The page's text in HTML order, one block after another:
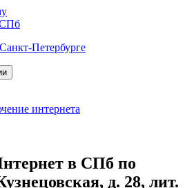
СПб
Петербурге
интернета
в СПб по
д. 28, лит.